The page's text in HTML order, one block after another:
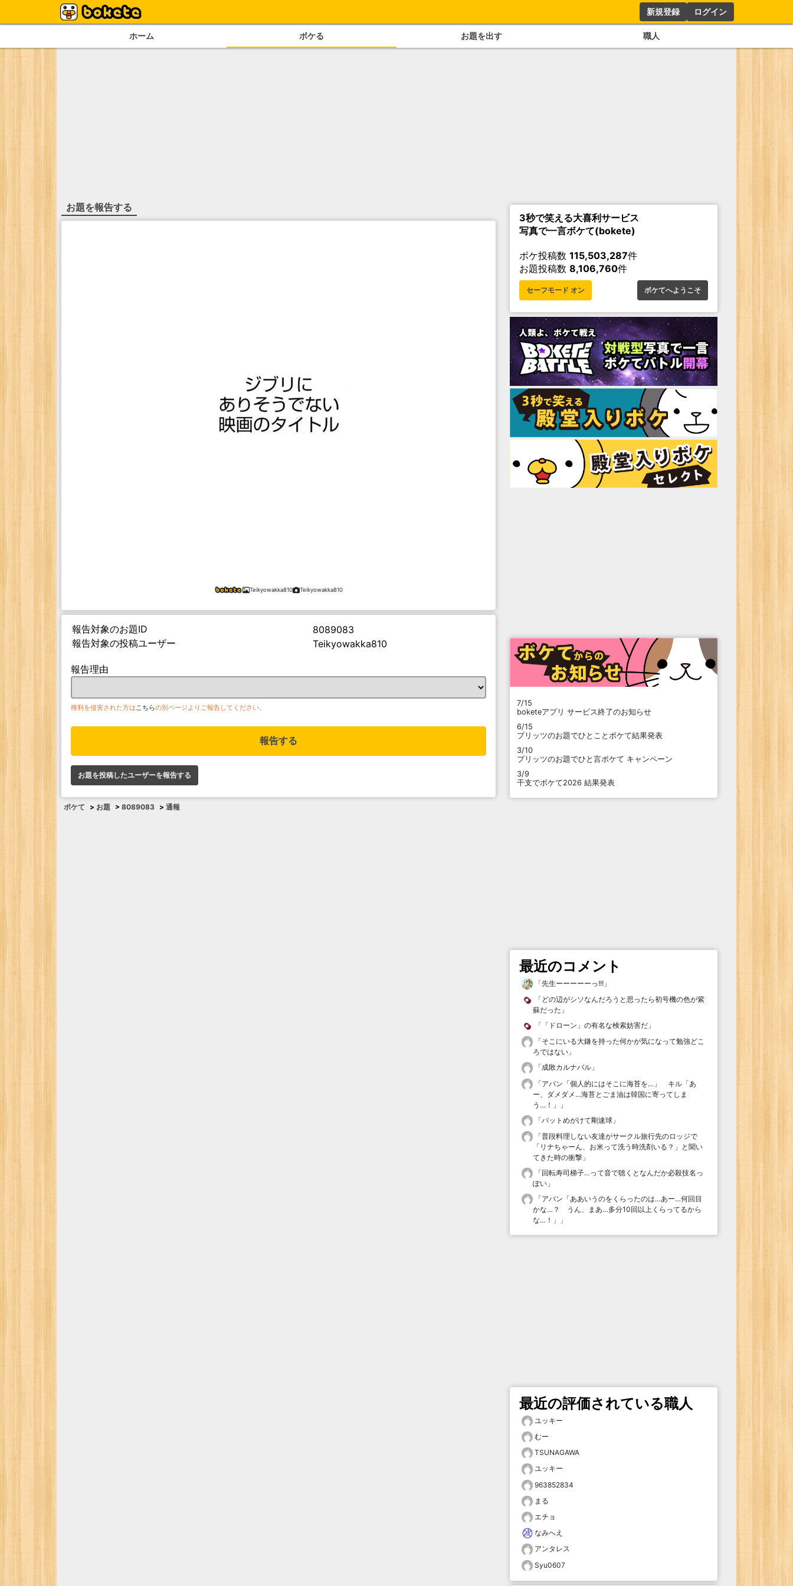
新規登録 ログイン
ホーム ボケる お題を出す 職人
お題を報告する
Teikyowakka810 Teikyowakka810
報告対象のお題ID
8089083
報告対象の投稿ユーザー
Teikyowakka810
報告理由
権利を侵害された方はこちらの別ページよりご報告してください。
報告する
お題を投稿したユーザーを報告する
ボケて > お題 > 8089083 > 通報
3秒で笑える大喜利サービス
写真で一言ボケて(bokete)
ボケ投稿数 115,503,287件
お題投稿数 8,106,760件
セーフモード オン ボケてへようこそ
7/15
boketeアプリ サービス終了のお知らせ
6/15
プリッツのお題でひとことボケて結果発表
3/10
プリッツのお題でひと言ボケて キャンペーン
3/9
干支でボケて2026 結果発表
最近のコメント
「先生ーーーーーっ!!! 」
「 どの辺がシソなんだろうと思ったら初号機の色が紫
蘇だった 」
「 「ドローン」の有名な検索妨害だ 」
「そこにいる大鎌を持った何かが気になって勉強どこ
ろではない 」
「成敗カルナバル 」
「アバン「個人的にはそこに海苔を…」 キル「あ
ー、ダメダメ…海苔とごま油は韓国に寄ってしま
う…！」
」
「バットめがけて剛速球 」
「普段料理しない友達がサークル旅行先のロッジで
「リナちゃーん、お米って洗う時洗剤いる？」と聞い
てきた時の衝撃 」
「回転寿司梯子…って音で聴くとなんだか必殺技名っ
ぽい 」
「アバン「ああいうのをくらったのは…あー…何回目
かな…？ うん、まあ…多分10回以上くらってるから
な…！」
」
最近の評価されている職人
ユッキー
むー
TSUNAGAWA
ユッキー
963852834
まる
エチョ
なみへえ
アンタレス
Syu0607